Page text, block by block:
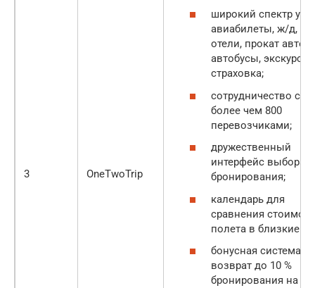
3 OneTwoTrip
широкий спектр
авиабилеты, ж/д,
отели, прокат авто,
автобусы,
страховка;
сотрудничество с
более чем 800
перевозчиками;
дружественный
интерфейс выбора и
бронирования;
календарь для
сравнения
полета в близкие
бонусная система:
возврат до 10 %
бронирования на